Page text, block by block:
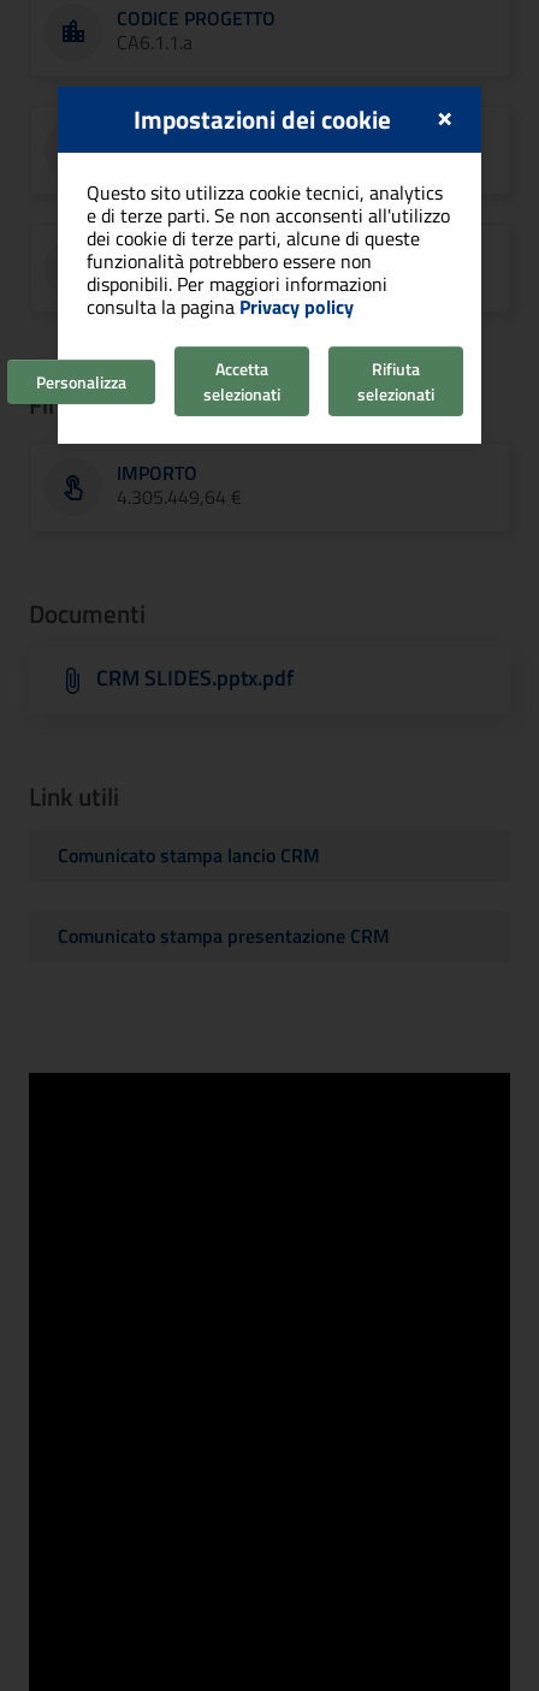
CODICE PROGETTO
CA6.1.1.a
ASSE/PRIORITÀ
Asse 6
RUP
Riccardo Castrignanò
Finanziamento
IMPORTO
4.305.449,64 €
Documenti
CRM SLIDES.pptx.pdf
Link utili
Comunicato stampa lancio CRM
Comunicato stampa presentazione CRM
×
Impostazioni dei cookie
Questo sito utilizza cookie tecnici, analytics
e di terze parti. Se non acconsenti all'utilizzo
dei cookie di terze parti, alcune di queste
funzionalità potrebbero essere non
disponibili. Per maggiori informazioni
consulta la pagina Privacy policy
Personalizza
Accetta
selezionati
Rifiuta
selezionati